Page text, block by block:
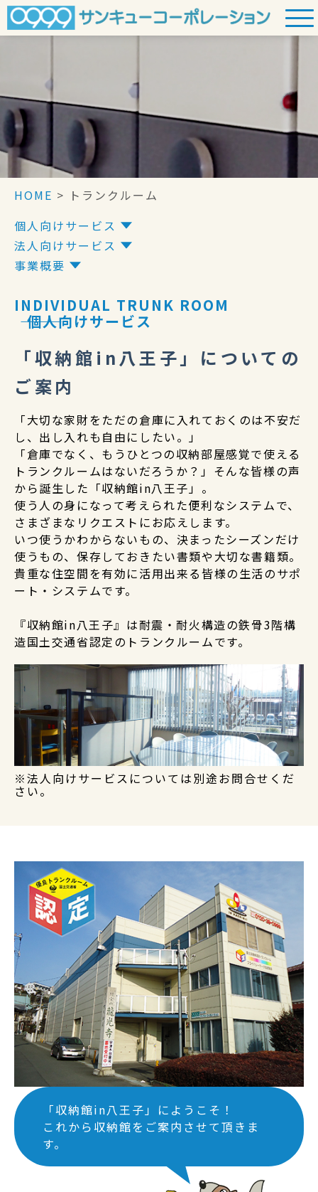
Skip
to
content
HOME > トランクルーム
個人向けサービス
法人向けサービス
事業概要
INDIVIDUAL TRUNK ROOM
――― 個人向けサービス
「収納館in八王子」についての
ご案内
「大切な家財をただの倉庫に入れておくのは不安だ
し、出し入れも自由にしたい。」
「倉庫でなく、もうひとつの収納部屋感覚で使える
トランクルームはないだろうか？」そんな皆様の声
から誕生した「収納館in八王子」。
使う人の身になって考えられた便利なシステムで、
さまざまなリクエストにお応えします。
いつ使うかわからないもの、決まったシーズンだけ
使うもの、保存しておきたい書類や大切な書籍類。
貴重な住空間を有効に活用出来る皆様の生活のサポ
ート・システムです。
『収納館in八王子』は耐震・耐火構造の鉄骨3階構
造国土交通省認定のトランクルームです。
※法人向けサービスについては別途お問合せくだ
さい。
「収納館in八王子」にようこそ！
これから収納館をご案内させて頂きま
す。